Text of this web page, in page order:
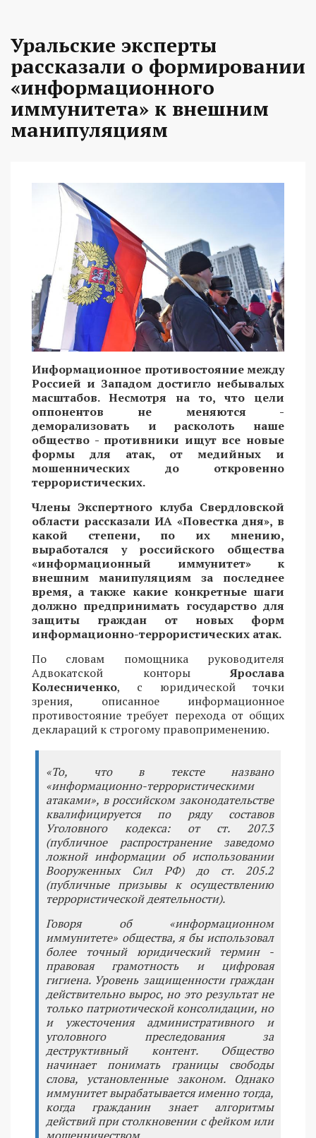
Уральские эксперты
рассказали о формировании
«информационного
иммунитета» к внешним
манипуляциям
Информационное противостояние между
Россией и Западом достигло небывалых
масштабов. Несмотря на то, что цели
оппонентов не меняются -
деморализовать и расколоть наше
общество - противники ищут все новые
формы для атак, от медийных и
мошеннических до откровенно
террористических.
Члены Экспертного клуба Свердловской
области рассказали ИА «Повестка дня», в
какой степени, по их мнению,
выработался у российского общества
«информационный иммунитет» к
внешним манипуляциям за последнее
время, а также какие конкретные шаги
должно предпринимать государство для
защиты граждан от новых форм
информационно-террористических атак.
По словам помощника руководителя
Адвокатской конторыЯрослава
Колесниченко, с юридической точки
зрения, описанное информационное
противостояние требует перехода от общих
деклараций к строгому правоприменению.
«То, что в тексте названо
«информационно-террористическими
атаками», в российском законодательстве
квалифицируется по ряду составов
Уголовного кодекса: от ст. 207.3
(публичное распространение заведомо
ложной информации об использовании
Вооруженных Сил РФ) до ст. 205.2
(публичные призывы к осуществлению
террористической деятельности).
Говоря об «информационном
иммунитете» общества, я бы использовал
более точный юридический термин -
правовая грамотность и цифровая
гигиена. Уровень защищенности граждан
действительно вырос, но это результат не
только патриотической консолидации, но
и ужесточения административного и
уголовного преследования за
деструктивный контент. Общество
начинает понимать границы свободы
слова, установленные законом. Однако
иммунитет вырабатывается именно тогда,
когда гражданин знает алгоритмы
действий при столкновении с фейком или